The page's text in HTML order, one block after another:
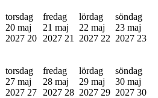
torsdag
20 maj
2027 20
fredag
21 maj
2027 21
lördag
22 maj
2027 22
söndag
23 maj
2027 23
torsdag
27 maj
2027 27
fredag
28 maj
2027 28
lördag
29 maj
2027 29
söndag
30 maj
2027 30